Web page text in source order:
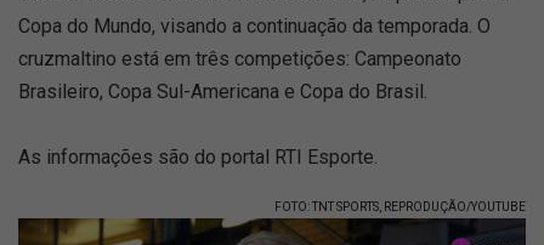
Copa do Mundo, visando a continuação da temporada. O
cruzmaltino está em três competições: Campeonato
Brasileiro, Copa Sul-Americana e Copa do Brasil.
As informações são do portal RTI Esporte.
FOTO: TNT SPORTS, REPRODUÇÃO/YOUTUBE